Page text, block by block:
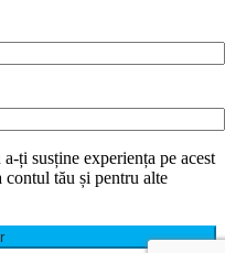
ți susține experiența pe acest
contul tău și pentru alte